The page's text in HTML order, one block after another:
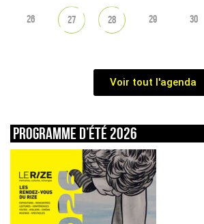
26 27 28 29 30
Voir tout l'agenda
Programme d’été 2026